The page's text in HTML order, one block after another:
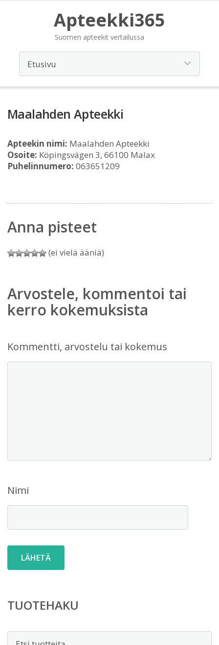
Apteekki365
Suomen apteekit vertailussa
Maalahden Apteekki
Apteekin nimi: Maalahden Apteekki
Osoite: Köpingsvägen 3, 66100 Malax
Puhelinnumero: 063651209
Anna pisteet
(ei vielä ääniä)
Arvostele, kommentoi tai
kerro kokemuksista
Kommentti, arvostelu tai kokemus
Nimi
TUOTEHAKU